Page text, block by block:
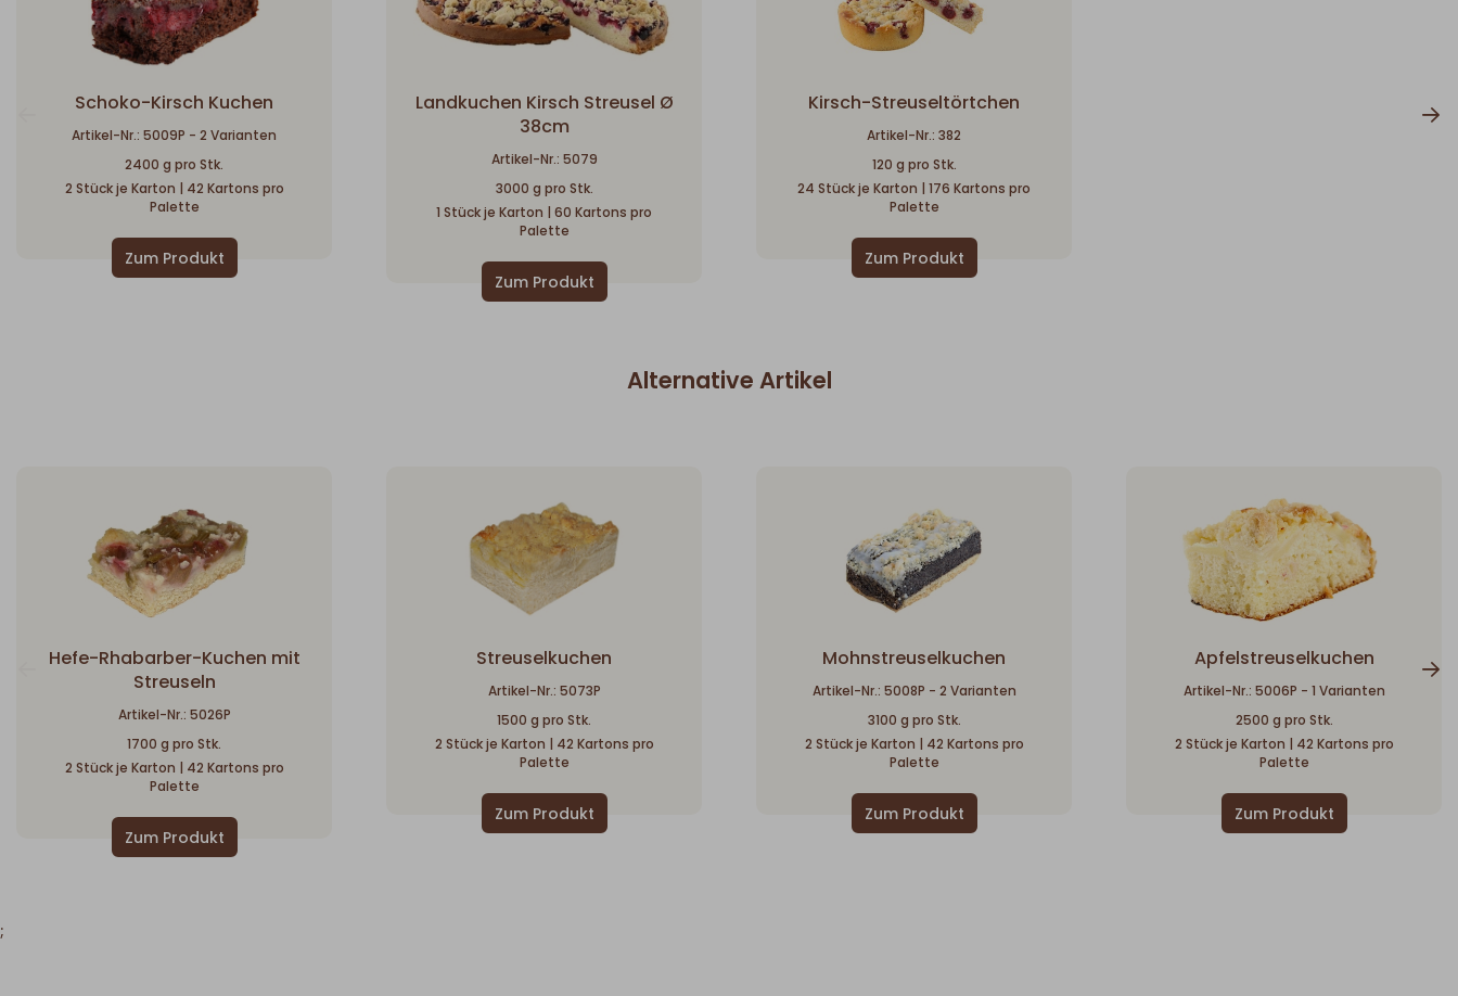
Schoko-Kirsch Kuchen
Artikel-Nr.: 5009P - 2 Varianten
2400 g pro Stk.
2 Stück je Karton | 42 Kartons pro
Palette
Landkuchen Kirsch Streusel Ø
38cm
Artikel-Nr.: 5079
3000 g pro Stk.
1 Stück je Karton | 60 Kartons pro
Palette
Kirsch-Streuseltörtchen
Artikel-Nr.: 382
120 g pro Stk.
24 Stück je Karton | 176 Kartons pro
Palette
Alternative Artikel
Hefe-Rhabarber-Kuchen mit
Streuseln
Artikel-Nr.: 5026P
1700 g pro Stk.
2 Stück je Karton | 42 Kartons pro
Palette
Streuselkuchen
Artikel-Nr.: 5073P
1500 g pro Stk.
2 Stück je Karton | 42 Kartons pro
Palette
Mohnstreuselkuchen
Artikel-Nr.: 5008P - 2 Varianten
3100 g pro Stk.
2 Stück je Karton | 42 Kartons pro
Palette
Apfelstreuselkuchen
Artikel-Nr.: 5006P - 1 Varianten
2500 g pro Stk.
2 Stück je Karton | 42 Kartons pro
Palette
;